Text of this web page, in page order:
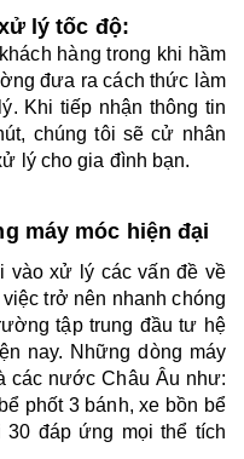
lý tốc độ:
hàng trong khi hầm
đưa ra cách thức làm
Khi tiếp nhận thông tin
chúng tôi sẽ cử nhân
lý cho gia đình bạn.
máy móc hiện đại
vào xử lý các vấn đề về
trở nên nhanh chóng
tập trung đầu tư hệ
nay. Những dòng máy
các nước Châu Âu như:
phốt 3 bánh, xe bồn bể
đáp ứng mọi thể tích